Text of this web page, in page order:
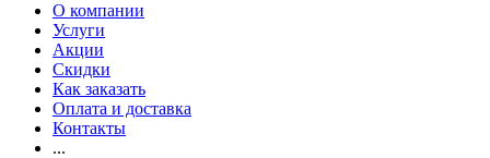
О компании
Услуги
Акции
Скидки
Как заказать
Оплата и доставка
Контакты
...